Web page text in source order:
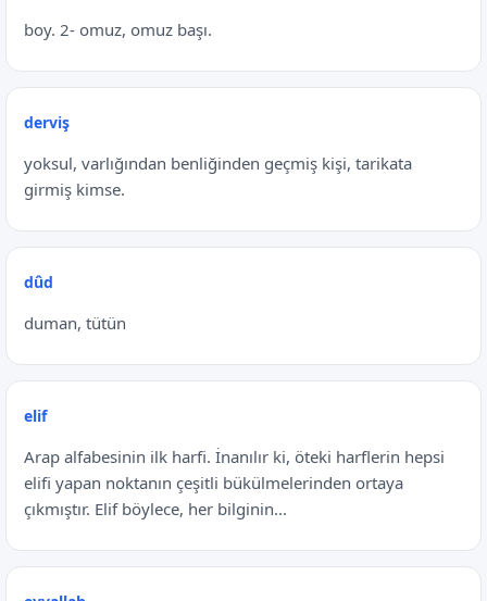
boy. 2- omuz, omuz başı.
derviş
yoksul, varlığından benliğinden geçmiş kişi, tarikata
girmiş kimse.
dûd
duman, tütün
elif
Arap alfabesinin ilk harfi. İnanılır ki, öteki harflerin hepsi
elifi yapan noktanın çeşitli bükülmelerinden ortaya
çıkmıştır. Elif böylece, her bilginin...